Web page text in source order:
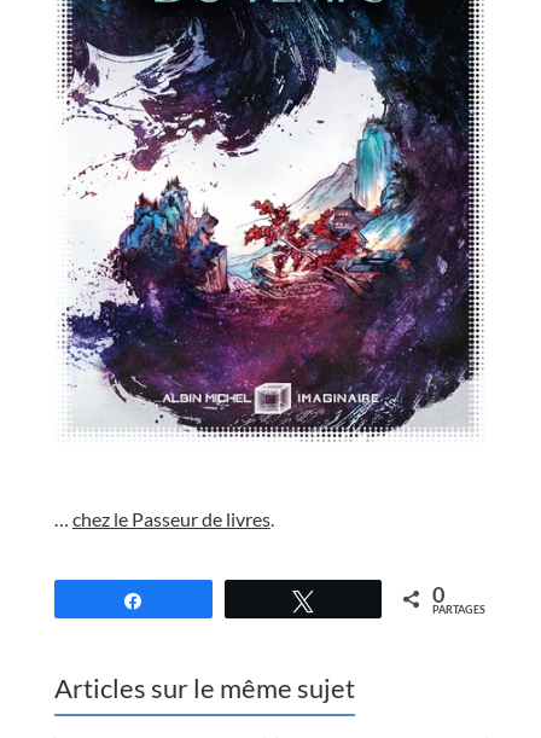
… chez le Passeur de livres.
0
PARTAGES
Articles sur le même sujet